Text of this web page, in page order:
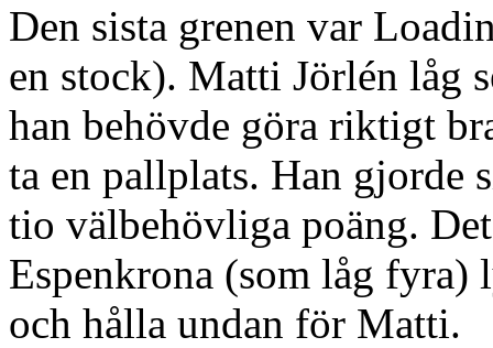
Den sista grenen var
en stock). Matti Jörlén låg
han behövde göra riktigt
ta en pallplats. Han gjorde
tio välbehövliga poäng.
Espenkrona (som låg fyra)
och hålla undan för Matti.